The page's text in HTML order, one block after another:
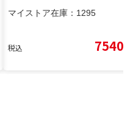
マイストア在庫： 1295
税込 7540